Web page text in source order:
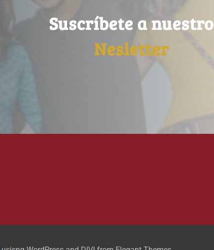
Suscríbete a nuestro
Nesletter